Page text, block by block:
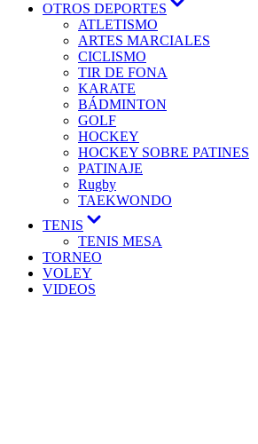
OTROS DEPORTES
ATLETISMO
ARTES MARCIALES
CICLISMO
TIR DE FONA
KARATE
BÁDMINTON
GOLF
HOCKEY
HOCKEY SOBRE PATINES
PATINAJE
Rugby
TAEKWONDO
TENIS
TENIS MESA
TORNEO
VOLEY
VIDEOS